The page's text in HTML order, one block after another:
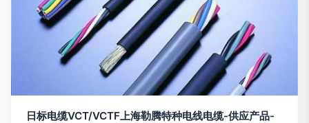
日标电缆VCT/VCTF上海勒腾特种电线电缆-供应产品-